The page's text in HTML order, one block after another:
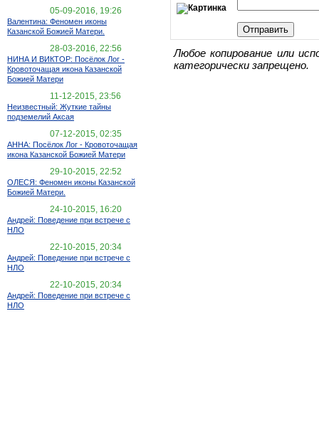
05-09-2016, 19:26
Валентина: Феномен иконы
Казанской Божией Матери.
28-03-2016, 22:56
НИНА И ВИКТОР: Посёлок Лог -
Кровоточащая икона Казанской
Божией Матери
11-12-2015, 23:56
Неизвестный: Жуткие тайны
подземелий Аксая
07-12-2015, 02:35
АННА: Посёлок Лог - Кровоточащая
икона Казанской Божией Матери
29-10-2015, 22:52
ОЛЕСЯ: Феномен иконы Казанской
Божией Матери.
24-10-2015, 16:20
Андрей: Поведение при встрече с
НЛО
22-10-2015, 20:34
Андрей: Поведение при встрече с
НЛО
22-10-2015, 20:34
Андрей: Поведение при встрече с
НЛО
Любое копирование или
категорически запрещено.